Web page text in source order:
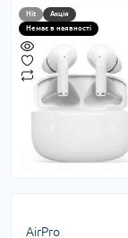
Hit
Акція
Немає в наявності
AirPro